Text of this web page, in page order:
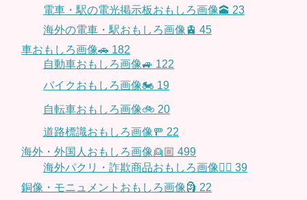
電車・駅の電光掲示板おもしろ画像🕋 23
海外の電車・駅おもしろ画像🚊 45
車おもしろ画像🚗 182
自動車おもしろ画像🚙 122
バイクおもしろ画像🏍 19
自転車おもしろ画像🚲 20
道路標識おもしろ画像🚥 22
海外・外国人おもしろ画像👱🏼 499
海外パクリ・詐欺商品おもしろ画像🙅‍♀️ 39
銅像・モニュメントおもしろ画像🗿 22